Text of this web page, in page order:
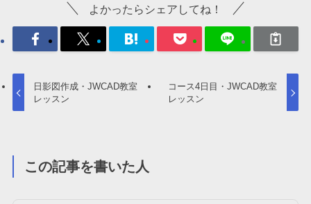
よかったらシェアしてね！
日影図作成・JWCAD教室
レッスン
コース4日目・JWCAD教室
レッスン
この記事を書いた人